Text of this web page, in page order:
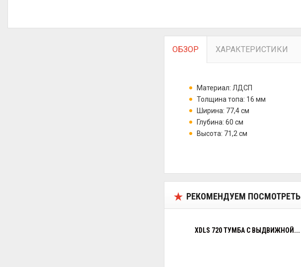
ОБЗОР ХАРАКТЕРИСТИКИ
Материал: ЛДСП
Толщина топа: 16 мм
Ширина: 77,4 см
Глубина: 60 см
Высота: 71,2 см
РЕКОМЕНДУЕМ ПОСМОТРЕТЬ
XDLS 720 ТУМБА С ВЫДВИЖНОЙ...